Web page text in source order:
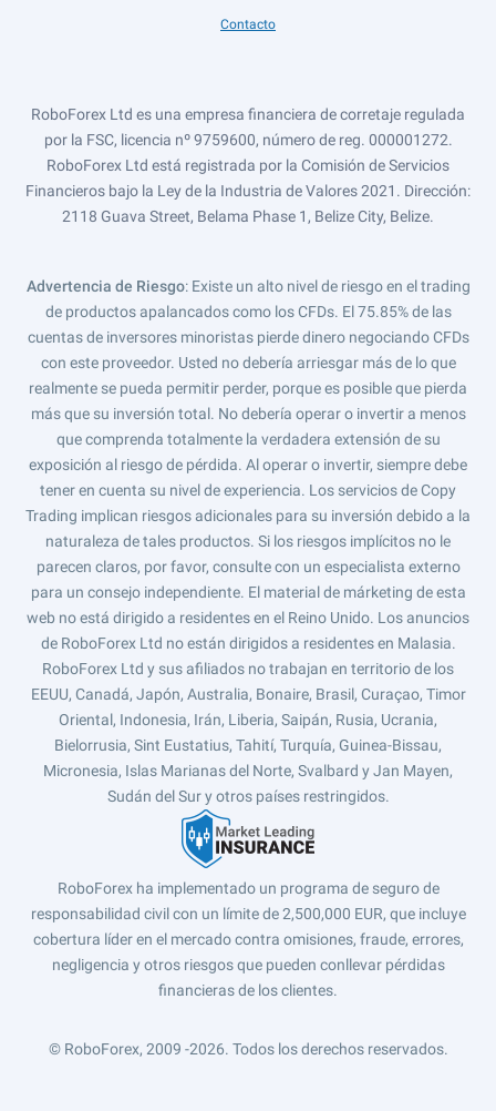
Contacto
RoboForex Ltd es una empresa financiera de corretaje regulada
por la FSC, licencia nº 9759600, número de reg. 000001272.
RoboForex Ltd está registrada por la Comisión de Servicios
Financieros bajo la Ley de la Industria de Valores 2021. Dirección:
2118 Guava Street, Belama Phase 1, Belize City, Belize.
Advertencia de Riesgo: Existe un alto nivel de riesgo en el trading
de productos apalancados como los CFDs. El 75.85% de las
cuentas de inversores minoristas pierde dinero negociando CFDs
con este proveedor. Usted no debería arriesgar más de lo que
realmente se pueda permitir perder, porque es posible que pierda
más que su inversión total. No debería operar o invertir a menos
que comprenda totalmente la verdadera extensión de su
exposición al riesgo de pérdida. Al operar o invertir, siempre debe
tener en cuenta su nivel de experiencia. Los servicios de Copy
Trading implican riesgos adicionales para su inversión debido a la
naturaleza de tales productos. Si los riesgos implícitos no le
parecen claros, por favor, consulte con un especialista externo
para un consejo independiente. El material de márketing de esta
web no está dirigido a residentes en el Reino Unido. Los anuncios
de RoboForex Ltd no están dirigidos a residentes en Malasia.
RoboForex Ltd y sus afiliados no trabajan en territorio de los
EEUU, Canadá, Japón, Australia, Bonaire, Brasil, Curaçao, Timor
Oriental, Indonesia, Irán, Liberia, Saipán, Rusia, Ucrania,
Bielorrusia, Sint Eustatius, Tahití, Turquía, Guinea-Bissau,
Micronesia, Islas Marianas del Norte, Svalbard y Jan Mayen,
Sudán del Sur y otros países restringidos.
RoboForex ha implementado un programa de seguro de
responsabilidad civil con un límite de 2,500,000 EUR, que incluye
cobertura líder en el mercado contra omisiones, fraude, errores,
negligencia y otros riesgos que pueden conllevar pérdidas
financieras de los clientes.
© RoboForex, 2009 -2026. Todos los derechos reservados.